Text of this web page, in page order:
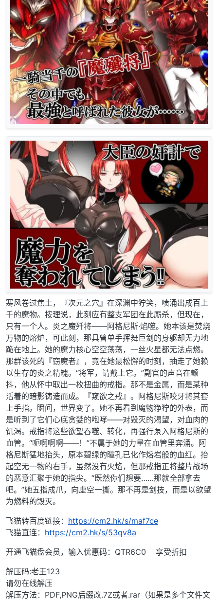
寒风卷过焦土，『次元之穴』在深渊中狞笑，喷涌出成百上
千的魔物。按理说，此刻应有整支军团在此厮杀，但现在，
只有一个人。炎之魔歼将——阿格尼斯·焰噬。她本该是焚烧
万物的熔炉，可此刻，那具曾单手挥舞巨剑的身躯却无力地
跪在地上。她的魔力核心空空荡荡，一丝火星都无法点燃。
那群该死的『窃魔者』，竟在她最松懈的时刻，抽走了她赖
以生存的炎之精魄。“将军，请戴上它。”副官的声音在颤
抖，他从怀中取出一枚扭曲的戒指。那不是金属，而是某种
活着的暗影铸造而成。『窥欲之戒』。阿格尼斯咬牙将其套
上手指。瞬间，世界变了。她不再看到魔物狰狞的外表，而
是听到了它们心底贪婪的咆哮——对毁灭的渴望，对血肉的
饥渴。戒指将这些欲望吞噬、转化，再强行泵入阿格尼斯的
血管。“呃啊啊啊——！”不属于她的力量在血管里奔涌。阿
格尼斯猛地抬头，原本碧绿的瞳孔已化作熔岩般的血红。抬
起空无一物的右手，虽然没有火焰，但那戒指正将整片战场
的恶意汇聚于她的指尖。“既然你们想要……那就全部拿去
吧。”她五指成爪，向虚空一撕。那不再是剑技，而是以欲望
为燃料的毁灭。
飞猫转百度链接： https://cm2.hk/s/maf7ce
飞猫直连： https://cm2.hk/s/53qv8a
开通飞猫盘会员，输入优惠码：QTR6C0 享受折扣
解压码:老王123
请勿在线解压
解压方法：PDF,PNG后缀改.7Z或者.rar（如果是多个文件文